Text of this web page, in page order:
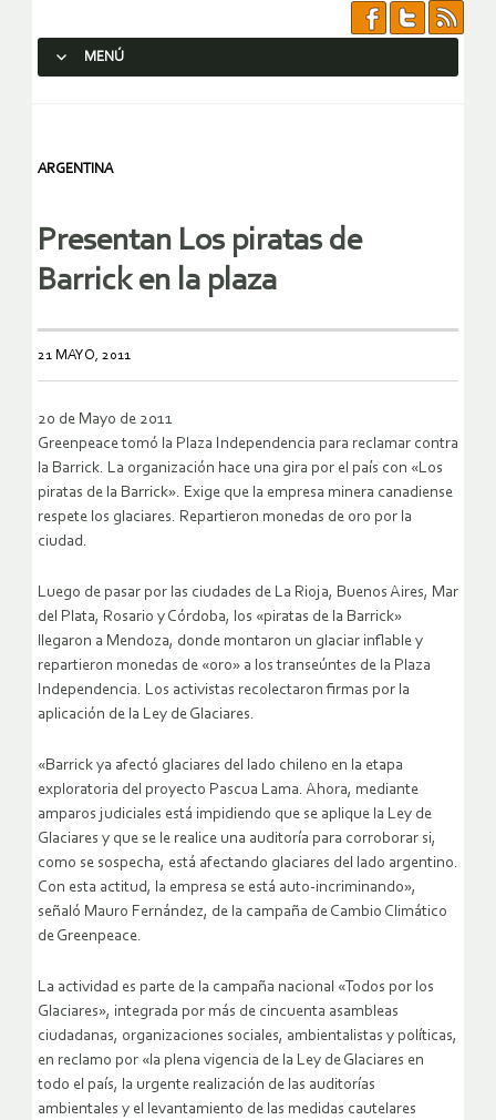
MENÚ
ARGENTINA
Presentan Los piratas de
Barrick en la plaza
21 MAYO, 2011
20 de Mayo de 2011
Greenpeace tomó la Plaza Independencia para reclamar contra
la Barrick. La organización hace una gira por el país con «Los
piratas de la Barrick». Exige que la empresa minera canadiense
respete los glaciares. Repartieron monedas de oro por la
ciudad.
Luego de pasar por las ciudades de La Rioja, Buenos Aires, Mar
del Plata, Rosario y Córdoba, los «piratas de la Barrick»
llegaron a Mendoza, donde montaron un glaciar inflable y
repartieron monedas de «oro» a los transeúntes de la Plaza
Independencia. Los activistas recolectaron firmas por la
aplicación de la Ley de Glaciares.
«Barrick ya afectó glaciares del lado chileno en la etapa
exploratoria del proyecto Pascua Lama. Ahora, mediante
amparos judiciales está impidiendo que se aplique la Ley de
Glaciares y que se le realice una auditoría para corroborar si,
como se sospecha, está afectando glaciares del lado argentino.
Con esta actitud, la empresa se está auto-incriminando»,
señaló Mauro Fernández, de la campaña de Cambio Climático
de Greenpeace.
La actividad es parte de la campaña nacional «Todos por los
Glaciares», integrada por más de cincuenta asambleas
ciudadanas, organizaciones sociales, ambientalistas y políticas,
en reclamo por «la plena vigencia de la Ley de Glaciares en
todo el país, la urgente realización de las auditorías
ambientales y el levantamiento de las medidas cautelares